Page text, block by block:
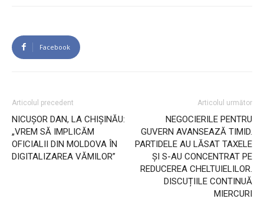
Facebook
Articolul precedent
NICUȘOR DAN, LA CHIȘINĂU:
„VREM SĂ IMPLICĂM
OFICIALII DIN MOLDOVA ÎN
DIGITALIZAREA VĂMILOR”
Articolul următor
NEGOCIERILE PENTRU
GUVERN AVANSEAZĂ TIMID.
PARTIDELE AU LĂSAT TAXELE
ȘI S-AU CONCENTRAT PE
REDUCEREA CHELTUIELILOR.
DISCUȚIILE CONTINUĂ
MIERCURI